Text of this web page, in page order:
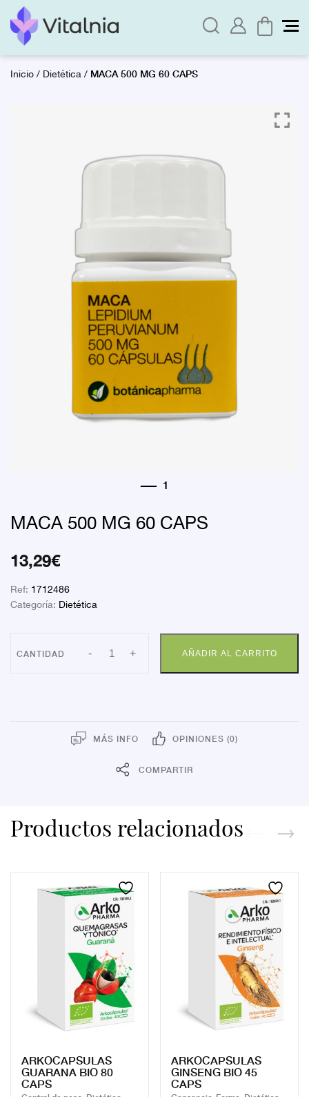
Inicio/ Dietética/ MACA 500 MG 60 CAPS
MACA 500 MG 60 CAPS
13,29€
Ref: 1712486
Categoría: Dietética
- MACA
500 + AÑADIR AL CARRITO
MÁS INFO OPINIONES (0)
COMPARTIR
Productos relacionados
ARKOCAPSULAS
GUARANA BIO 80
CAPS
ARKOCAPSULAS
GINSENG BIO 45
CAPS